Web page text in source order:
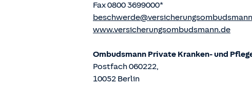
Fax 0800 3699000*
www.versicherungsombudsmann.de
Ombudsmann Private Kranken- und
Postfach 060222,
10052 Berlin